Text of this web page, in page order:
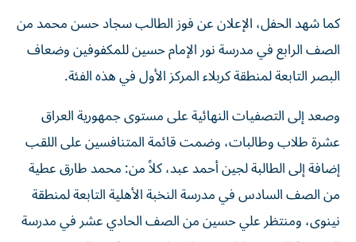
كما شهد الحفل، الإعلان عن فوز الطالب سجاد حسن محمد من
الصف الرابع في مدرسة نور الإمام حسين للمكفوفين وضعاف
البصر التابعة لمنطقة كربلاء المركز الأول في هذه الفئة.
وصعد إلى التصفيات النهائية على مستوى جمهورية العراق
عشرة طلاب وطالبات، وضمت قائمة المتنافسين على اللقب
إضافة إلى الطالبة لجين أحمد عبد، كلاً من: محمد طارق عطية
من الصف السادس في مدرسة النخبة الأهلية التابعة لمنطقة
نينوى، ومنتظر علي حسين من الصف الحادي عشر في مدرسة